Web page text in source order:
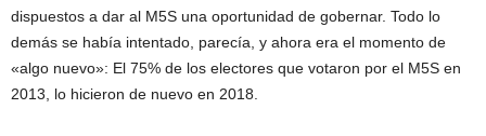
dispuestos a dar al M5S una oportunidad de gobernar. Todo lo
demás se había intentado, parecía, y ahora era el momento de
«algo nuevo»: El 75% de los electores que votaron por el M5S en
2013, lo hicieron de nuevo en 2018.